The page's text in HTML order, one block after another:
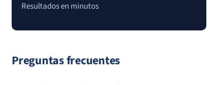
Resultados en minutos
Preguntas frecuentes